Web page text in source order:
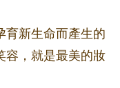
育新生命而產生的
容，就是最美的妝